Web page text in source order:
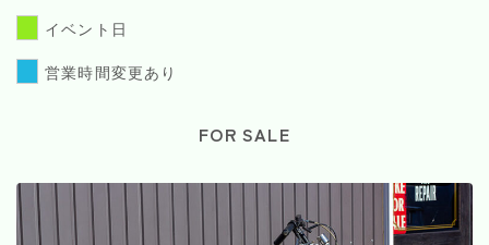
イベント日
営業時間変更あり
FOR SALE